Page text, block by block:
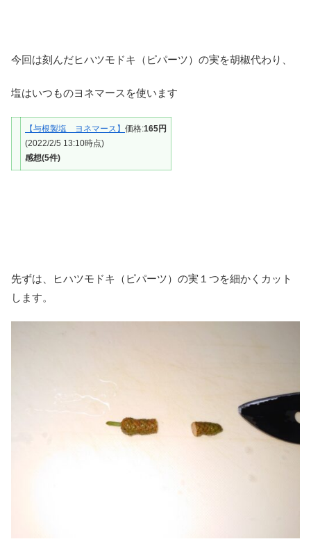
今回は刻んだヒハツモドキ（ピパーツ）の実を胡椒代わり、
塩はいつものヨネマースを使います
【与根製塩 ヨネマース】 価格:165円
(2022/2/5 13:10時点)
感想(5件)
先ずは、ヒハツモドキ（ピパーツ）の実１つを細かくカット
します。